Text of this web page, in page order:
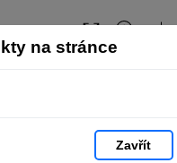
na stránce
Zavřít
338